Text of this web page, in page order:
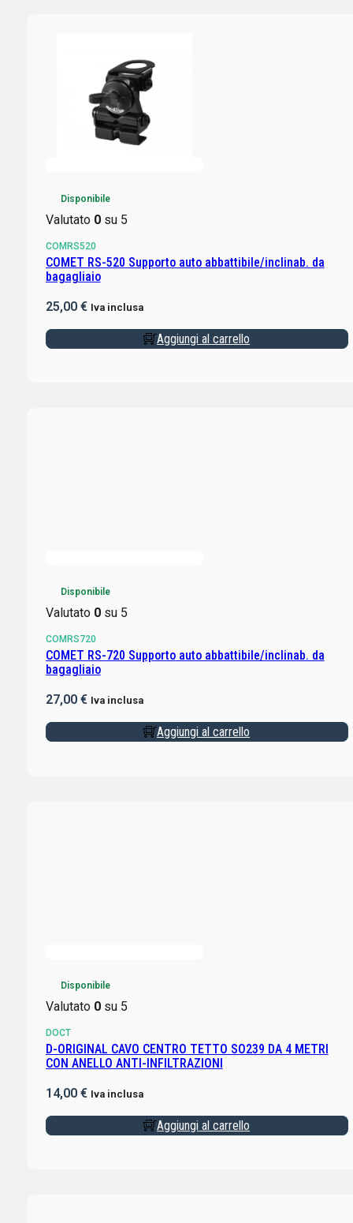
Disponibile
Valutato 0su 5
COMRS520
COMET RS-520 Supporto auto abbattibile/inclinab. da
bagagliaio
25,00 € Iva inclusa
Aggiungi al carrello
Disponibile
Valutato 0su 5
COMRS720
COMET RS-720 Supporto auto abbattibile/inclinab. da
bagagliaio
27,00 € Iva inclusa
Aggiungi al carrello
Disponibile
Valutato 0su 5
DOCT
D-ORIGINAL CAVO CENTRO TETTO SO239 DA 4 METRI
CON ANELLO ANTI-INFILTRAZIONI
14,00 € Iva inclusa
Aggiungi al carrello